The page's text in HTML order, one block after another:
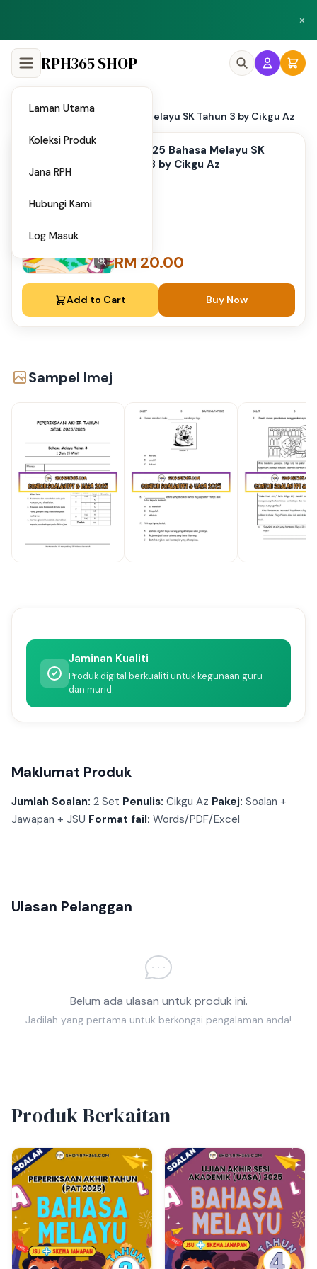
×
Laman Utama
Koleksi Produk
Jana RPH
Hubungi Kami
Log Masuk
RPH365 SHOP
Home PAT 2025 Bahasa Melayu SK Tahun 3 by Cikgu Az
PAT 2025 Bahasa Melayu SK
Tahun 3 by Cikgu Az
RM 20.00
Add to Cart Buy Now
Sampel Imej
Jaminan Kualiti
Produk digital berkualiti untuk kegunaan guru
dan murid.
Maklumat Produk
Jumlah Soalan: 2 Set Penulis: Cikgu Az Pakej: Soalan +
Jawapan + JSU Format fail: Words/PDF/Excel
Ulasan Pelanggan
Belum ada ulasan untuk produk ini.
Jadilah yang pertama untuk berkongsi pengalaman anda!
Produk Berkaitan